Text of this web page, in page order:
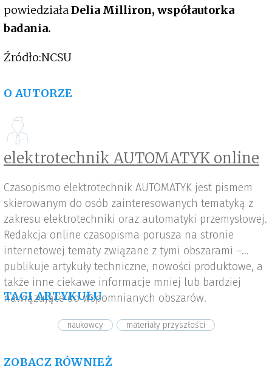
powiedziałaDelia Milliron, współautorka
badania.
Źródło:NCSU
O AUTORZE
elektrotechnik AUTOMATYK online
Czasopismo elektrotechnik AUTOMATYK jest pismem
skierowanym do osób zainteresowanych tematyką z
zakresu elektrotechniki oraz automatyki przemysłowej.
Redakcja online czasopisma porusza na stronie
internetowej tematy związane z tymi obszarami –
publikuje artykuły techniczne, nowości produktowe, a
także inne ciekawe informacje mniej lub bardziej
nawiązujące do wspomnianych obszarów.
TAGI ARTYKUŁU
naukowcy materiały przyszłości
ZOBACZ RÓWNIEŻ